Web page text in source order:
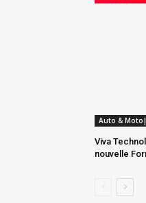
Auto &
Viva
nouvelle